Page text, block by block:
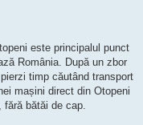
este principalul punct
România. După un zbor
timp căutând transport
mașini direct din Otopeni
fără bătăi de cap.